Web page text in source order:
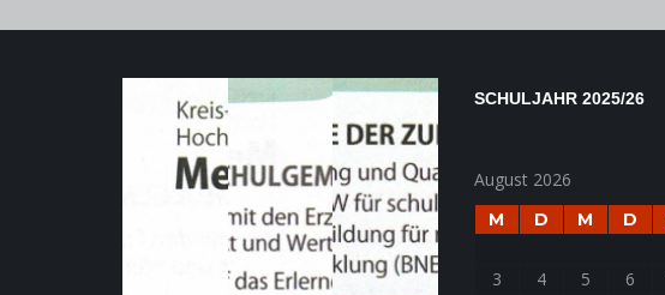
SCHULJAHR 2025/26
August 2026
M D M D
3
4 5 6